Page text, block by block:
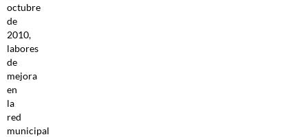
octubre
de
2010,
labores
de
mejora
en
la
red
municipal